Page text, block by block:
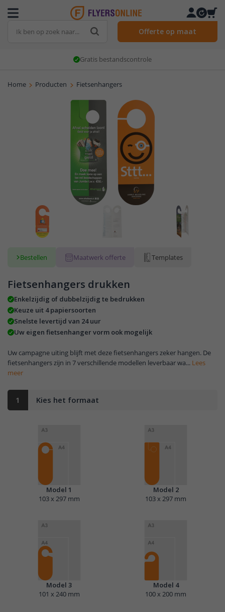
Offerte op maat
Gratis bestandscontrole
Home Producten Fietsenhangers
Fietsenhangers drukken
Uw campagne uiting blijft met deze fietsenhangers zeker hangen. De
fietsenhangers zijn in 7 verschillende modellen leverbaar wa... Lees
meer
Enkelzijdig of dubbelzijdig te bedrukken
Keuze uit 4 papiersoorten
Snelste levertijd van 24 uur
Uw eigen fietsenhanger vorm ook mogelijk
Bestellen Maatwerk offerte Templates
1 Kies het formaat
Model 1
103 x 297 mm
Model 2
103 x 297 mm
Model 3
101 x 240 mm
Model 4
100 x 200 mm